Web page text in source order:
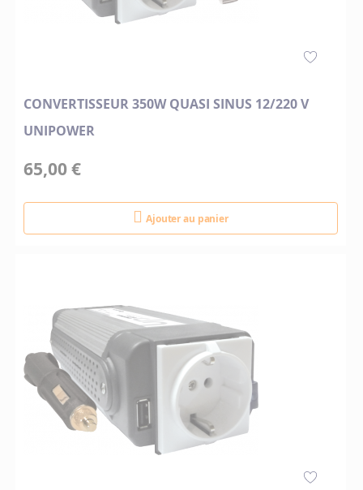
CONVERTISSEUR 350W QUASI SINUS 12/220 V
UNIPOWER
65,00 €
Ajouter au panier